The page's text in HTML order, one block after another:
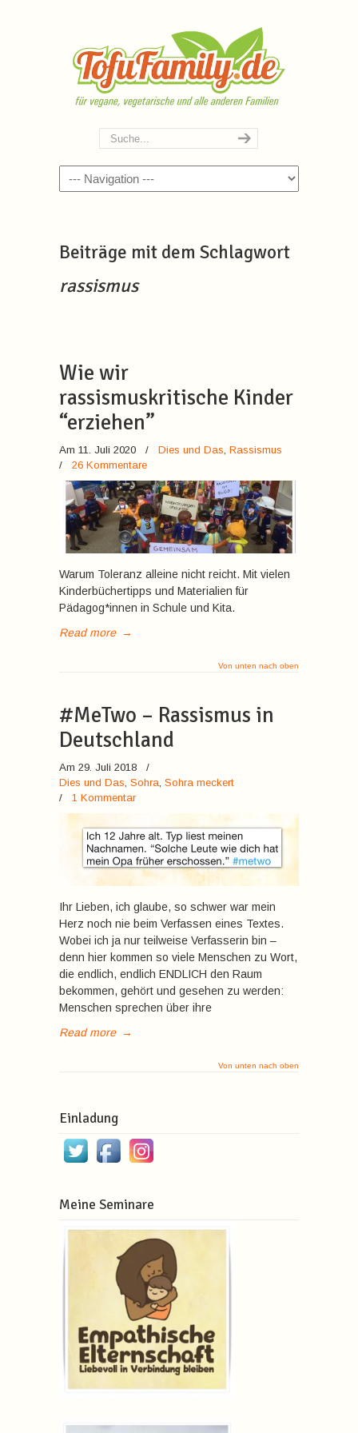
Navigation
Beiträge mit dem Schlagwort
rassismus
Wie wir
rassismuskritische Kinder
“erziehen”
Am 11. Juli 2020 / Dies und Das, Rassismus
/ 26 Kommentare
Warum Toleranz alleine nicht reicht. Mit vielen
Kinderbüchertipps und Materialien für
Pädagog*innen in Schule und Kita.
Read more →
Von unten nach oben
#MeTwo – Rassismus in
Deutschland
Am 29. Juli 2018
/
Dies und Das, Sohra, Sohra meckert
/ 1 Kommentar
Ihr Lieben, ich glaube, so schwer war mein
Herz noch nie beim Verfassen eines Textes.
Wobei ich ja nur teilweise Verfasserin bin –
denn hier kommen so viele Menschen zu Wort,
die endlich, endlich ENDLICH den Raum
bekommen, gehört und gesehen zu werden:
Menschen sprechen über ihre
Read more →
Von unten nach oben
Einladung
Meine Seminare